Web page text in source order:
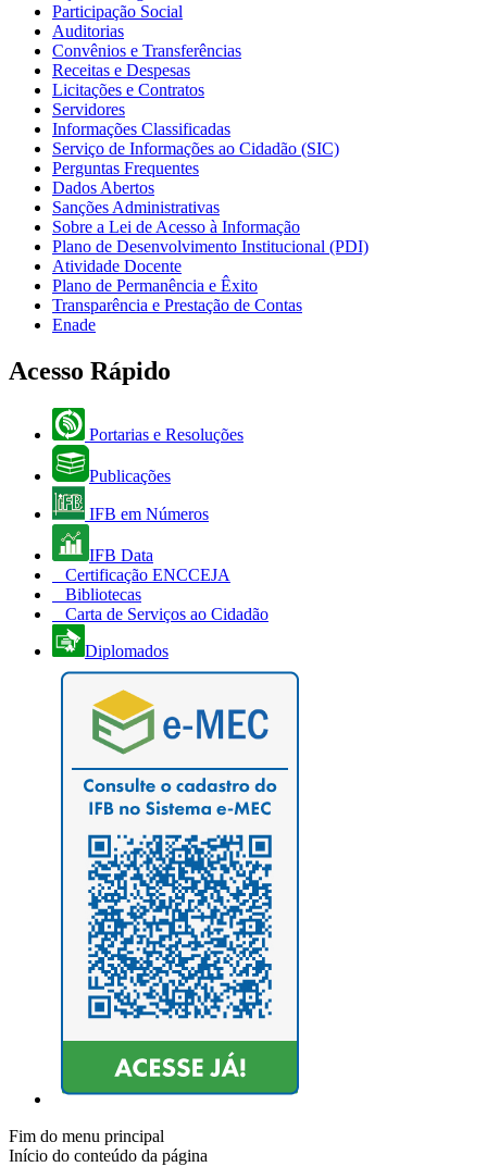
Participação Social
Auditorias
Convênios e Transferências
Receitas e Despesas
Licitações e Contratos
Servidores
Informações Classificadas
Serviço de Informações ao Cidadão (SIC)
Perguntas Frequentes
Dados Abertos
Sanções Administrativas
Sobre a Lei de Acesso à Informação
Plano de Desenvolvimento Institucional (PDI)
Atividade Docente
Plano de Permanência e Êxito
Transparência e Prestação de Contas
Enade
Acesso Rápido
Portarias e Resoluções
Publicações
IFB em Números
IFB Data
Certificação ENCCEJA
Bibliotecas
Carta de Serviços ao Cidadão
Diplomados
Fim do menu principal
Início do conteúdo da página